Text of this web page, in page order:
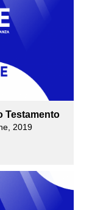
Testamento
2019